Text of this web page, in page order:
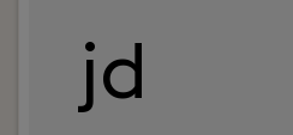
jd